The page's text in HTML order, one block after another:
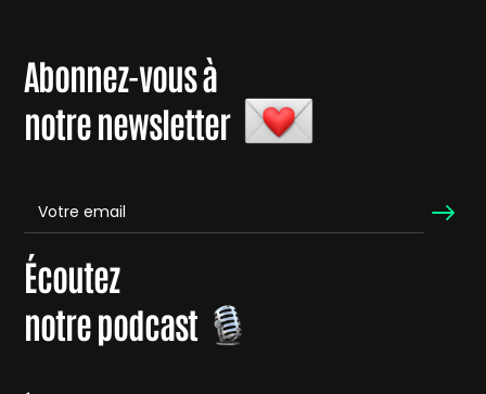
Abonnez-vous à
notre newsletter
Écoutez
notre podcast